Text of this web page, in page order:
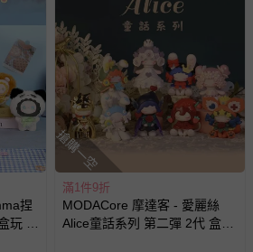
等活動，如因部份退貨，而該訂單保
，將以原價計算，活動贈品亦需一併退
保護法的規定，不適用七天鑑賞期/猶
限較短或解約時即將逾期（例如生鮮
。
客製生日書、姓名貼等）。
捏
玩 盲
搶購一空
滿1件9折
MODACore 摩達客 - 愛麗絲
Alice童話系列 第二彈 2代 盒玩